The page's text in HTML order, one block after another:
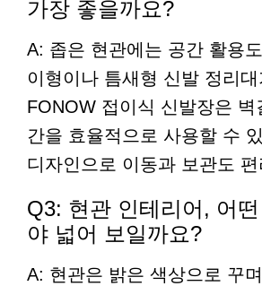
가장 좋을까요?
A: 좁은 현관에는 공간 활용
이형이나 틈새형 신발 정리
FONOW 접이식 신발장은 벽
간을 효율적으로 사용할 수
디자인으로 이동과 보관도
Q3: 현관 인테리어, 어
야 넓어 보일까요?
A: 현관은 밝은 색상으로 꾸